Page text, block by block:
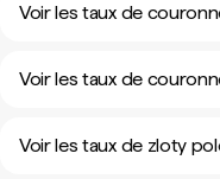
Voir les taux de
Voir les taux de
Voir les taux de zloty